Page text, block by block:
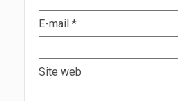
E-mail *
Site web